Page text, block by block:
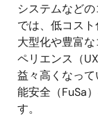
システムなど
では、低コス
大型化や豊富
ペリエンス（
益々高くなっ
能安全（FuSa
す。